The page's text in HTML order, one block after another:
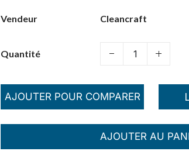
Vendeur Cleancraft
Quantité
AJOUTER POUR COMPARER
AJOUTER AU